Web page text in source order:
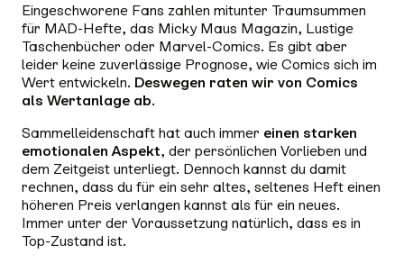
Eingeschworene Fans zahlen mitunter Traumsummen
für MAD-Hefte, das Micky Maus Magazin, Lustige
Taschenbücher oder Marvel-Comics. Es gibt aber
leider keine zuverlässige Prognose, wie Comics sich im
Wert entwickeln. Deswegen raten wir von Comics
als Wertanlage ab.
Sammelleidenschaft hat auch immer einen starken
emotionalen Aspekt, der persönlichen Vorlieben und
dem Zeitgeist unterliegt. Dennoch kannst du damit
rechnen, dass du für ein sehr altes, seltenes Heft einen
höheren Preis verlangen kannst als für ein neues.
Immer unter der Voraussetzung natürlich, dass es in
Top-Zustand ist.